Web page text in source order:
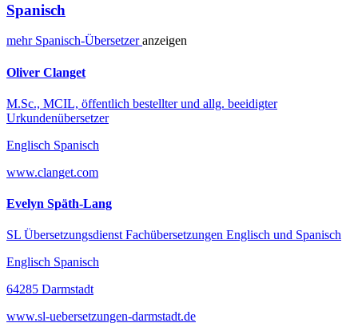
Spanisch
mehr Spanisch-Übersetzeranzeigen
Oliver Clanget
M.Sc., MCIL, öffentlich bestellter und allg. beeidigter
Urkundenübersetzer
Englisch Spanisch
www.clanget.com
Evelyn Späth-Lang
SL Übersetzungsdienst Fachübersetzungen Englisch und Spanisch
Englisch Spanisch
64285 Darmstadt
www.sl-uebersetzungen-darmstadt.de